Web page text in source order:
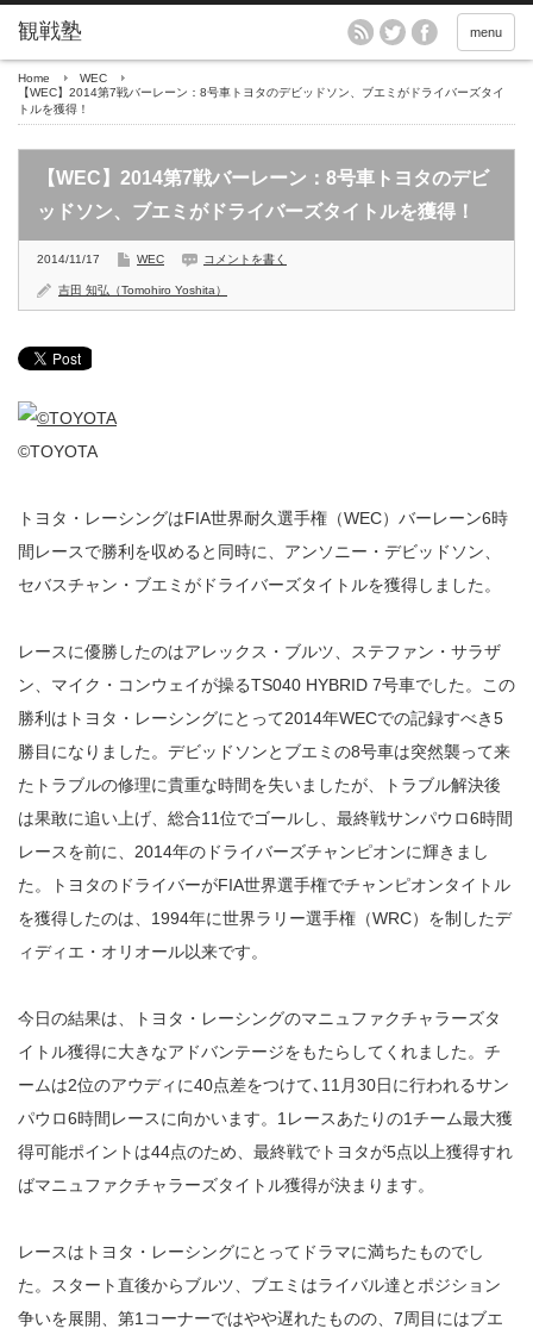
menu
Home
WEC
【WEC】2014第7戦バーレーン：8号車トヨタのデビッドソン、ブエミがドライバーズタイ
トルを獲得！
【WEC】2014第7戦バーレーン：8号車トヨタのデビ
ッドソン、ブエミがドライバーズタイトルを獲得！
2014/11/17 WEC コメントを書く
吉田 知弘（Tomohiro Yoshita）
©TOYOTA
トヨタ・レーシングはFIA世界耐久選手権（WEC）バーレーン6時
間レースで勝利を収めると同時に、アンソニー・デビッドソン、
セバスチャン・ブエミがドライバーズタイトルを獲得しました。
レースに優勝したのはアレックス・ブルツ、ステファン・サラザ
ン、マイク・コンウェイが操るTS040 HYBRID 7号車でした。この
勝利はトヨタ・レーシングにとって2014年WECでの記録すべき5
勝目になりました。デビッドソンとブエミの8号車は突然襲って来
たトラブルの修理に貴重な時間を失いましたが、トラブル解決後
は果敢に追い上げ、総合11位でゴールし、最終戦サンパウロ6時間
レースを前に、2014年のドライバーズチャンピオンに輝きまし
た。トヨタのドライバーがFIA世界選手権でチャンピオンタイトル
を獲得したのは、1994年に世界ラリー選手権（WRC）を制したデ
ィディエ・オリオール以来です。
今日の結果は、トヨタ・レーシングのマニュファクチャラーズタ
イトル獲得に大きなアドバンテージをもたらしてくれました。チ
ームは2位のアウディに40点差をつけて､11月30日に行われるサン
パウロ6時間レースに向かいます。1レースあたりの1チーム最大獲
得可能ポイントは44点のため、最終戦でトヨタが5点以上獲得すれ
ばマニュファクチャラーズタイトル獲得が決まります。
レースはトヨタ・レーシングにとってドラマに満ちたものでし
た。スタート直後からブルツ、ブエミはライバル達とポジション
争いを展開、第1コーナーではやや遅れたものの、7周目にはブエ